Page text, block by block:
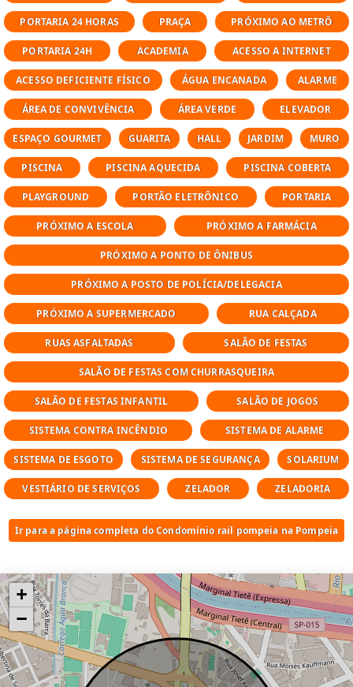
Tipologias dos Apartamentos
As unidades variam de 41 m² a 246 m², com
diferentes configurações:
1 a 3 dormitórios
Living com boa iluminação natural
Cozinha funcional
Plantas versáteis e bem distribuídas
1 a 3 vagas de garagem
Uma excelente opção para quem procura
apartamento à venda na Pompéia ou imóvel
para locação na Zona Oeste, com fácil
adaptação a diferentes estilos de vida.
Estrutura de Lazer do Condomínio
O Rail Pompéia oferece uma infraestrutura
completa para o dia a dia:
✔ Piscina
✔ Academia equipada
✔ Espaço gourmet
✔ Salão de festas
✔ Salão de jogos
✔ Brinquedoteca
✔ Playground
✔ Quadra esportiva
✔ Área verde
PORTARIA 24 HORAS PRAÇA PRÓXIMO AO METRÔ
PORTARIA 24H ACADEMIA ACESSO A INTERNET
ACESSO DEFICIENTE FÍSICO ÁGUA ENCANADA ALARME
ÁREA DE CONVIVÊNCIA ÁREA VERDE ELEVADOR
ESPAÇO GOURMET GUARITA HALL JARDIM MURO
PISCINA PISCINA AQUECIDA PISCINA COBERTA
PLAYGROUND PORTÃO ELETRÔNICO PORTARIA
PRÓXIMO A ESCOLA PRÓXIMO A FARMÁCIA
PRÓXIMO A PONTO DE ÔNIBUS
PRÓXIMO A POSTO DE POLÍCIA/DELEGACIA
PRÓXIMO A SUPERMERCADO RUA CALÇADA
RUAS ASFALTADAS SALÃO DE FESTAS
SALÃO DE FESTAS COM CHURRASQUEIRA
SALÃO DE FESTAS INFANTIL SALÃO DE JOGOS
SISTEMA CONTRA INCÊNDIO SISTEMA DE ALARME
SISTEMA DE ESGOTO SISTEMA DE SEGURANÇA SOLARIUM
VESTIÁRIO DE SERVIÇOS ZELADOR ZELADORIA
Ir para a página completa do Condomínio rail pompeia na Pompeia
+
−